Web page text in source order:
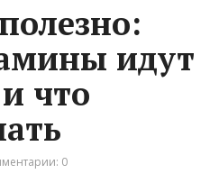
идут
что
0